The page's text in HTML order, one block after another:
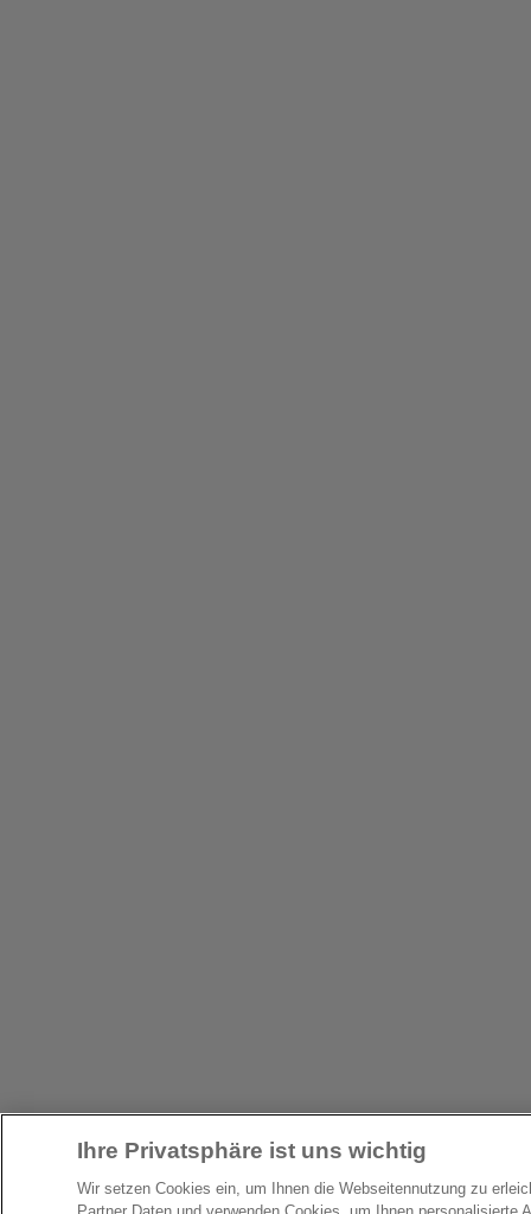
Ihre Privatsphäre ist uns wichtig
Wir setzen Cookies ein, um Ihnen die Webseitennutzung zu